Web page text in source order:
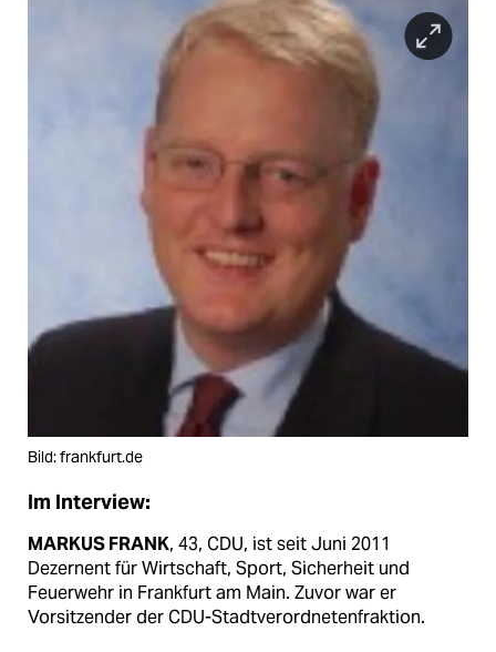
Bild: frankfurt.de
Im Interview:
MARKUS FRANK, 43, CDU, ist seit Juni 2011
Dezernent für Wirtschaft, Sport, Sicherheit und
Feuerwehr in Frankfurt am Main. Zuvor war er
Vorsitzender der CDU-Stadtverordnetenfraktion.